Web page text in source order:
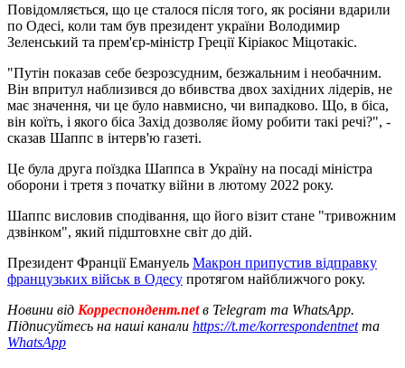
Повідомляється, що це сталося після того, як росіяни вдарили
по Одесі, коли там був президент україни Володимир
Зеленський та прем'єр-міністр Греції Кіріакос Міцотакіс.
"Путін показав себе безрозсудним, безжальним і необачним.
Він впритул наблизився до вбивства двох західних лідерів, не
має значення, чи це було навмисно, чи випадково. Що, в біса,
він коїть, і якого біса Захід дозволяє йому робити такі речі?", -
сказав Шаппс в інтерв'ю газеті.
Це була друга поїздка Шаппса в Україну на посаді міністра
оборони і третя з початку війни в лютому 2022 року.
Шаппс висловив сподівання, що його візит стане "тривожним
дзвінком", який підштовхне світ до дій.
Президент Франції Емануель Макрон припустив відправку
французьких військ в Одесу протягом найближчого року.
Новини від Корреспондент.netв Telegram та WhatsApp.
Підписуйтесь на наші канали https://t.me/korrespondentnetта
WhatsApp